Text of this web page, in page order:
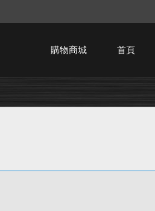
購物商城 首頁